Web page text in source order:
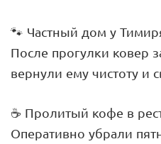
🐾 Частный дом у
После прогулки ковер
вернули ему чистоту и
☕ Пролитый кофе в
Оперативно убрали